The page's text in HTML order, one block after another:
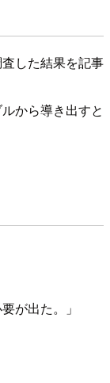
した結果を記事
から導き出すと
が出た。」